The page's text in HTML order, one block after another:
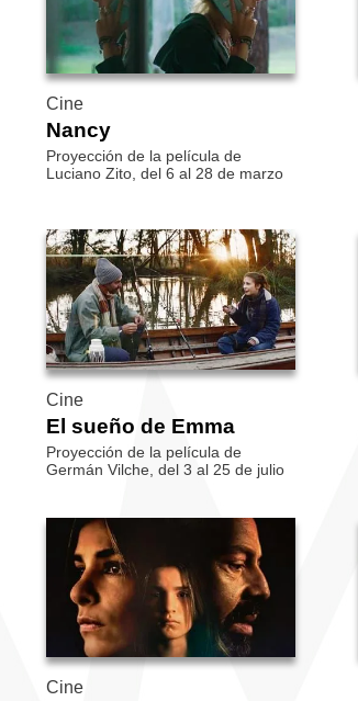
Cine
Nancy
Proyección de la película de
Luciano Zito, del 6 al 28 de marzo
Cine
El sueño de Emma
Proyección de la película de
Germán Vilche, del 3 al 25 de julio
Cine